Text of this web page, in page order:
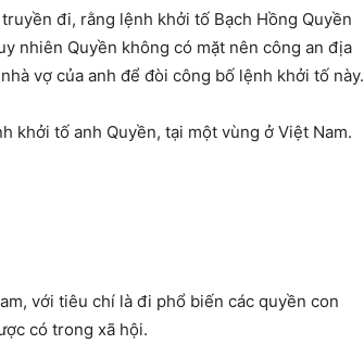
đi, rằng lệnh khởi tố Bạch Hồng Quyền
nhiên Quyền không có mặt nên công an địa
vợ của anh để đòi công bố lệnh khởi tố này.
khởi tố anh Quyền, tại một vùng ở Việt Nam.
với tiêu chí là đi phổ biến các quyền con
có trong xã hội.